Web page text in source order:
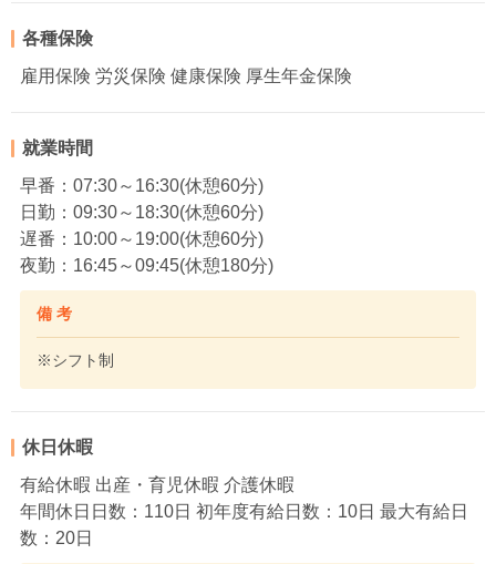
各種保険
雇用保険 労災保険 健康保険 厚生年金保険
就業時間
早番：07:30～16:30(休憩60分)
日勤：09:30～18:30(休憩60分)
遅番：10:00～19:00(休憩60分)
夜勤：16:45～09:45(休憩180分)
備 考
※シフト制
休日休暇
有給休暇 出産・育児休暇 介護休暇
年間休日日数：110日 初年度有給日数：10日 最大有給日
数：20日